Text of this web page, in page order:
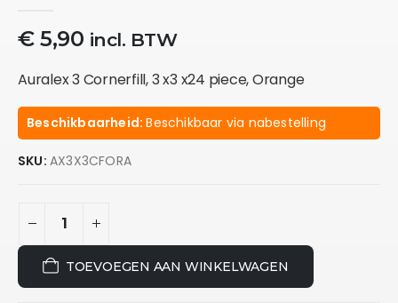
€5,90 incl. BTW
Auralex 3 Cornerfill, 3 x3 x24 piece, Orange
Beschikbaarheid:Beschikbaar via nabestelling
SKU: AX3X3CFORA
TOEVOEGEN AAN WINKELWAGEN